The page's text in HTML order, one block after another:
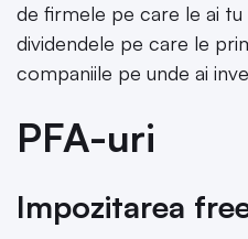
de firmele pe care le ai tu
dividendele pe care le
companiile pe unde ai
PFA-uri
Impozitarea